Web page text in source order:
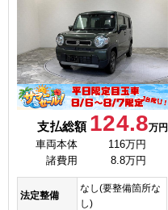
支払総額 124.8万円
車両本体
116万円
諸費用
8.8万円
法定整備
なし(要整備箇所な
し)